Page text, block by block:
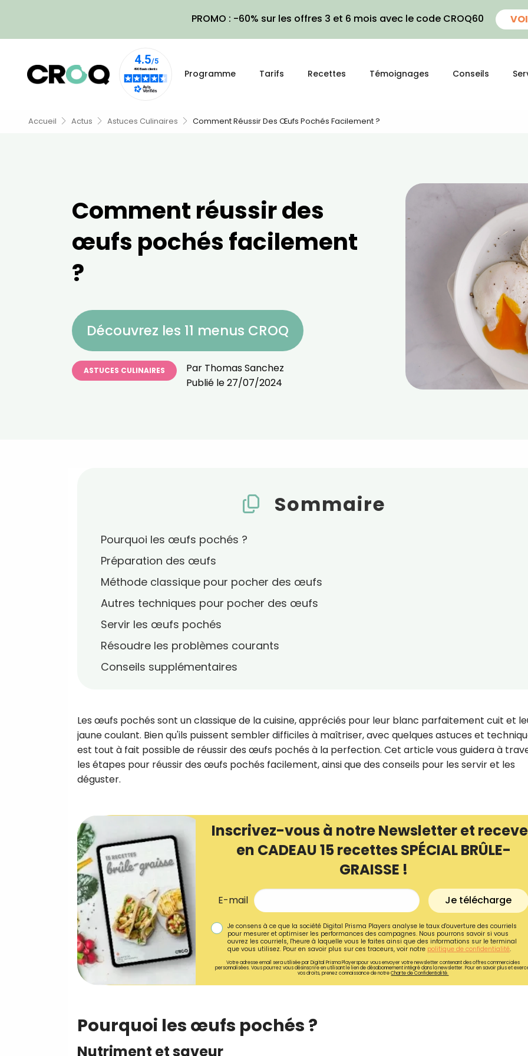
PROMO : -60% sur les offres 3 et 6 mois avec le code CROQ60
Programme Tarifs Recettes Témoignages Conseils
Accueil Actus Astuces Culinaires Comment Réussir Des Œufs Pochés Facilement ?
Comment réussir des
œufs pochés facilement
?
Découvrez les 11 menus CROQ
ASTUCES CULINAIRES Par Thomas Sanchez
Publié le27/07/2024
Sommaire
Pourquoi les œufs pochés ?
Préparation des œufs
Méthode classique pour pocher des œufs
Autres techniques pour pocher des œufs
Servir les œufs pochés
Résoudre les problèmes courants
Conseils supplémentaires
Les œufs pochés sont un classique de la cuisine, appréciés pour leur blanc parfaitement cuit et
jaune coulant. Bien qu'ils puissent sembler difficiles à maîtriser, avec quelques astuces et
est tout à fait possible de réussir des œufs pochés à la perfection. Cet article vous guidera à
les étapes pour réussir des œufs pochés facilement, ainsi que des conseils pour les servir et les
déguster.
Inscrivez-vous à notre Newsletter et
en CADEAU 15 recettes SPÉCIAL BRÛLE-
GRAISSE !
E-mail Je télécharge
Je consens à ce que la société Digital Prisma Players analyse le taux d'ouverture des courriels
pour mesurer et optimiser les performances des campagnes. Nous pourrons savoir si vous
ouvrez les courriels, l'heure à laquelle vous le faites ainsi que des informations sur le terminal
que vous utilisez. Pour en savoir plus sur ces traceurs, voir notre politique de confidentialité.
Votre adresse email sera utilisée par Digital Prisma Playerspour vous envoyer votre newsletter contenant des offres commerciales
personnalisées. Vous pourrez vous désinscrire en utilisant le lien de désabonnement intégré dans la newsletter. Pour en savoir plus et
vos droits, prenez connaissance de notreCharte de Confidentialité.
Pourquoi les œufs pochés ?
Nutriment et saveur
Recevez